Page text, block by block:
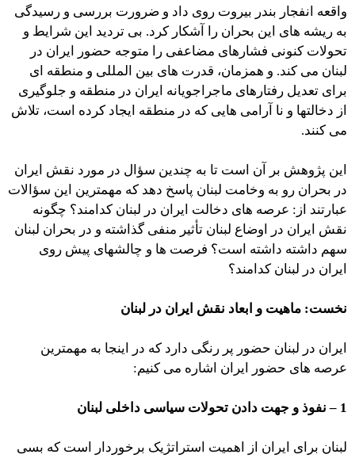
واقعه انفجار بندر بیروت روی داد و ضرورت بررسی و رسیدگی
به ریشه های این بحران را آشکار کرد. بی تردید این شرایط و
تحولات کنونی فشارهای مضاعفی را متوجه حضور ایران در
لبنان می کند. و همزمان، قدرت های بین المللی و منطقه ای
برای تعدیل رفتارهای ماجراجویانه ایران در منطقه و جلوگیری
از دخالتها و نا آرامی هایی که در منطقه ایجاد کرده است، تلاش
می کنند.
این پژوهش بر آن است تا به چندین سؤال در مورد نقش ایران
در بحران رو به وخامت لبنان پاسخ دهد که مهمترین این سؤالات
عبارتند از: عرصه های دخالت ایران در لبنان کدامند؟ چگونه
نقش ایران در اوضاع لبنان تأثیر منفی گذاشته و در بحران لبنان
سهم داشته داشته است؟ فرصت ها و چالشهای پیش روی
ایران در لبنان کدامند؟
نخست: ماهیت و ابعاد نقش ایران در لبنان
ایران در لبنان حضور پر رنگی دارد که در اینجا به مهمترین
عرصه های حضور ایران اشاره می کنیم:
1 – نفوذ و جهت دادن تحولات سیاسی داخلی لبنان
لبنان برای ایران از اهمیت استراتژیک برخوردار است که بسی